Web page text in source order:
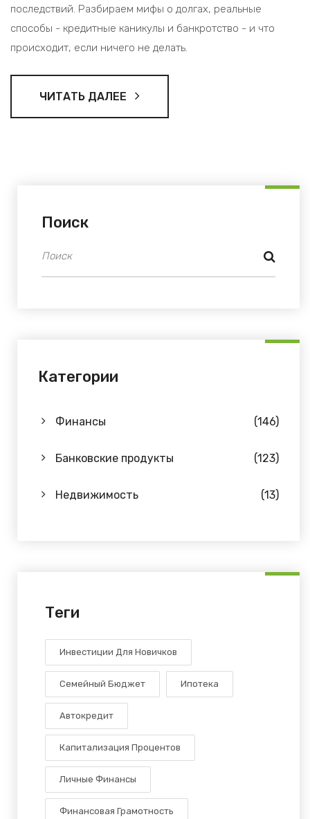
последствий. Разбираем мифы о долгах, реальные
способы - кредитные каникулы и банкротство - и что
происходит, если ничего не делать.
ЧИТАТЬ ДАЛЕЕ
Поиск
Категории
Финансы (146)
Банковские продукты (123)
Недвижимость (13)
Теги
Инвестиции Для Новичков
Семейный Бюджет Ипотека
Автокредит
Капитализация Процентов
Личные Финансы
Финансовая Грамотность